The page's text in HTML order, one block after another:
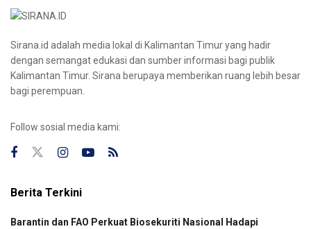
Sirana.id adalah media lokal di Kalimantan Timur yang hadir
dengan semangat edukasi dan sumber informasi bagi publik
Kalimantan Timur. Sirana berupaya memberikan ruang lebih besar
bagi perempuan.
Follow sosial media kami:
Berita Terkini
Barantin dan FAO Perkuat Biosekuriti Nasional Hadapi